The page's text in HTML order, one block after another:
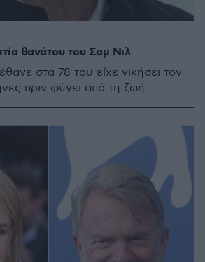
θανάτου του Σαμ Νιλ
στα 78 του είχε νικήσει τον
πριν φύγει από τη ζωή